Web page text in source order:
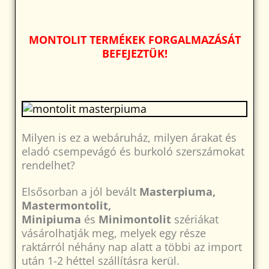
MONTOLIT TERMÉKEK FORGALMAZÁSÁT
BEFEJEZTÜK!
Milyen is ez a webáruház, milyen árakat és
eladó csempevágó és burkoló szerszámokat
rendelhet?
Elsősorban a jól bevált Masterpiuma,
Mastermontolit,
Minipiuma és Minimontolit szériákat
vásárolhatják meg, melyek egy része
raktárról néhány nap alatt a többi az import
után 1-2 héttel szállításra kerül.